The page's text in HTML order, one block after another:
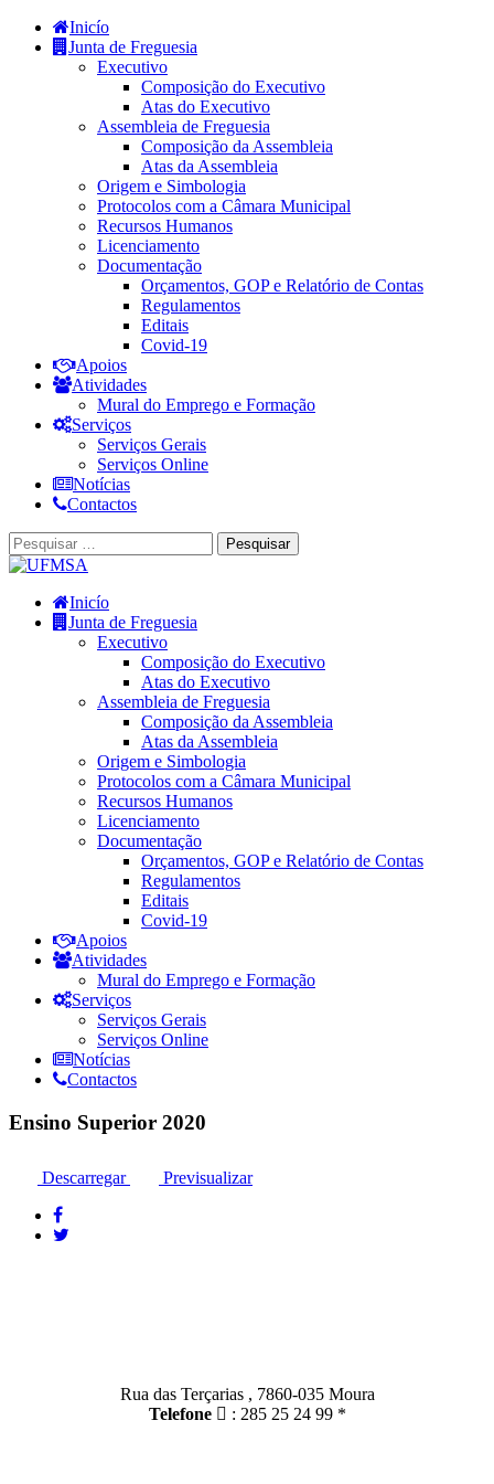
Inicío
Junta de Freguesia
Executivo
Composição do Executivo
Atas do Executivo
Assembleia de Freguesia
Composição da Assembleia
Atas da Assembleia
Origem e Simbologia
Protocolos com a Câmara Municipal
Recursos Humanos
Licenciamento
Documentação
Orçamentos, GOP e Relatório de Contas
Regulamentos
Editais
Covid-19
Apoios
Atividades
Mural do Emprego e Formação
Serviços
Serviços Gerais
Serviços Online
Notícias
Contactos
Inicío
Junta de Freguesia
Executivo
Composição do Executivo
Atas do Executivo
Assembleia de Freguesia
Composição da Assembleia
Atas da Assembleia
Origem e Simbologia
Protocolos com a Câmara Municipal
Recursos Humanos
Licenciamento
Documentação
Orçamentos, GOP e Relatório de Contas
Regulamentos
Editais
Covid-19
Apoios
Atividades
Mural do Emprego e Formação
Serviços
Serviços Gerais
Serviços Online
Notícias
Contactos
Ensino Superior 2020
Descarregar Previsualizar
Rua das Terçarias , 7860-035 Moura
Telefone
: 285 25 24 99 *